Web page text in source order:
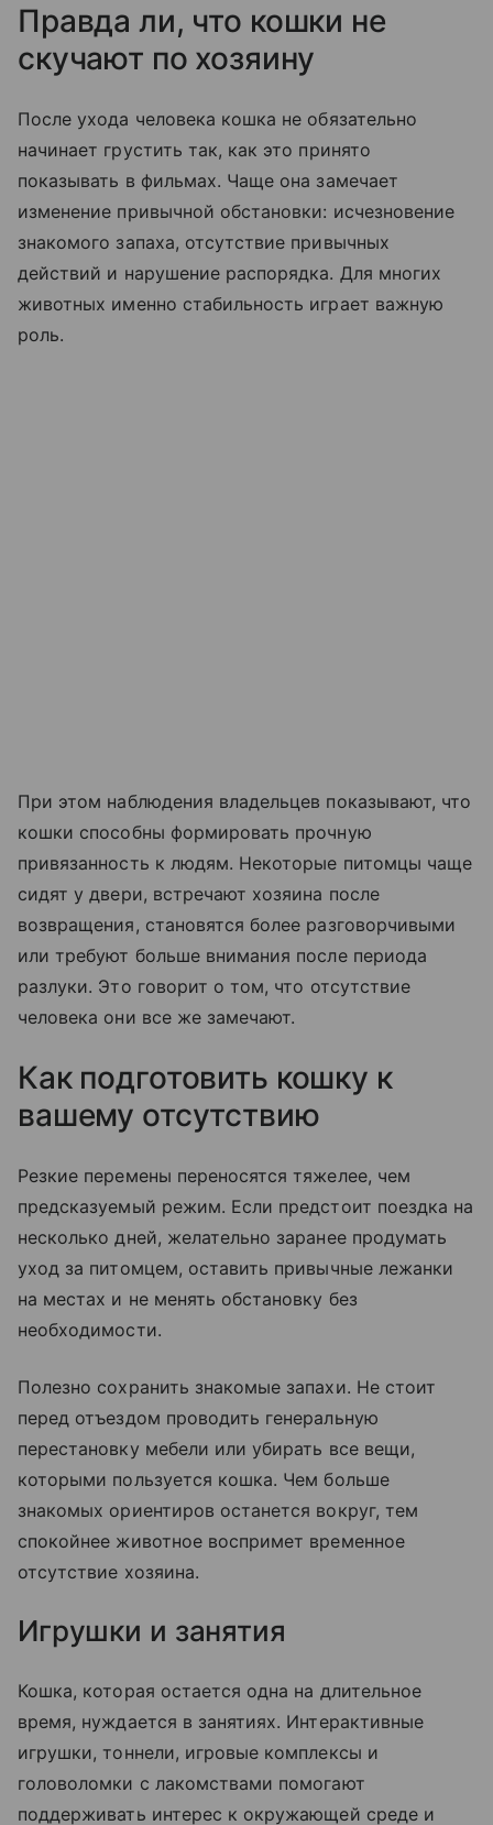
Правда ли, что кошки не
скучают по хозяину
После ухода человека кошка не обязательно
начинает грустить так, как это принято
показывать в фильмах. Чаще она замечает
изменение привычной обстановки: исчезновение
знакомого запаха, отсутствие привычных
действий и нарушение распорядка. Для многих
животных именно стабильность играет важную
роль.
При этом наблюдения владельцев показывают, что
кошки способны формировать прочную
привязанность к людям. Некоторые питомцы чаще
сидят у двери, встречают хозяина после
возвращения, становятся более разговорчивыми
или требуют больше внимания после периода
разлуки. Это говорит о том, что отсутствие
человека они все же замечают.
Как подготовить кошку к
вашему отсутствию
Резкие перемены переносятся тяжелее, чем
предсказуемый режим. Если предстоит поездка на
несколько дней, желательно заранее продумать
уход за питомцем, оставить привычные лежанки
на местах и не менять обстановку без
необходимости.
Полезно сохранить знакомые запахи. Не стоит
перед отъездом проводить генеральную
перестановку мебели или убирать все вещи,
которыми пользуется кошка. Чем больше
знакомых ориентиров останется вокруг, тем
спокойнее животное воспримет временное
отсутствие хозяина.
Игрушки и занятия
Кошка, которая остается одна на длительное
время, нуждается в занятиях. Интерактивные
игрушки, тоннели, игровые комплексы и
головоломки с лакомствами помогают
поддерживать интерес к окружающей среде и